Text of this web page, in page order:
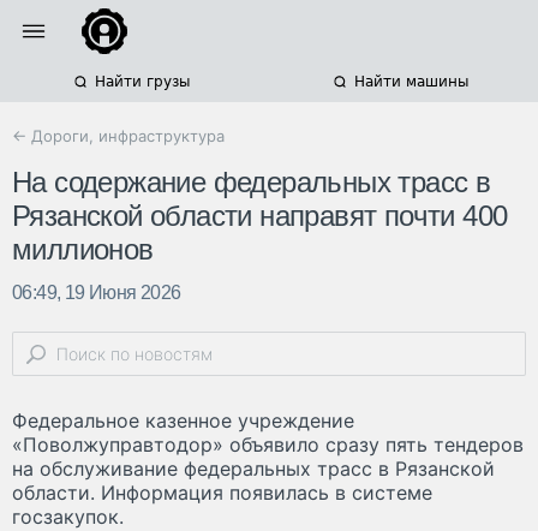
Найти грузы Найти машины
← Дороги, инфраструктура
На содержание федеральных трасс в
Рязанской области направят почти 400
миллионов
06:49, 19 Июня 2026
Федеральное казенное учреждение
«Поволжуправтодор» объявило сразу пять тендеров
на обслуживание федеральных трасс в Рязанской
области. Информация появилась в системе
госзакупок.